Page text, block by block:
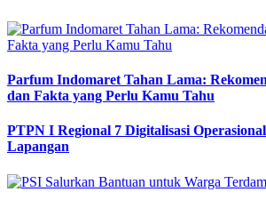
Parfum Indomaret Tahan Lama:
dan Fakta yang Perlu Kamu Tahu
PTPN I Regional 7 Digitalisasi
Lapangan